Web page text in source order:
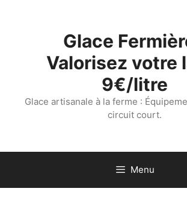
Glace
Valorisez votre
9€/litre
Glace artisanale à la ferme :
circuit court.
Menu